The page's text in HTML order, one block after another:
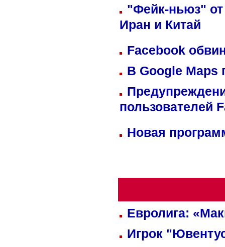
"Фейк-ньюз" от
Иран и Китай
Facebook
В Google Maps
пользователей
Новая
Евролига:
Игрок